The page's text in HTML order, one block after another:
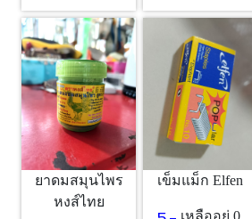
ยาดมสมุนไพร
หงส์ไทย
เข็มแม็ก Elfen
เหลืออยู่ 0